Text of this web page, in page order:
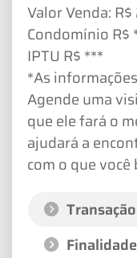
Valor Venda:
Condomínio R$
IPTU R$ ***
*As
Agende uma
que ele fará o
ajudará a
com o que você
Transação
Finalidade